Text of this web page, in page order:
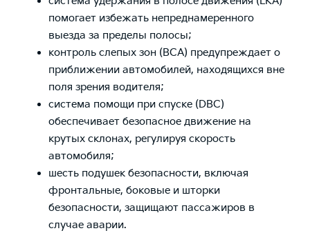
помогает избежать непреднамеренного
выезда за пределы полосы;
контроль слепых зон (BCA) предупреждает о
приближении автомобилей, находящихся вне
поля зрения водителя;
система помощи при спуске (DBC)
обеспечивает безопасное движение на
крутых склонах, регулируя скорость
автомобиля;
шесть подушек безопасности, включая
фронтальные, боковые и шторки
безопасности, защищают пассажиров в
случае аварии.